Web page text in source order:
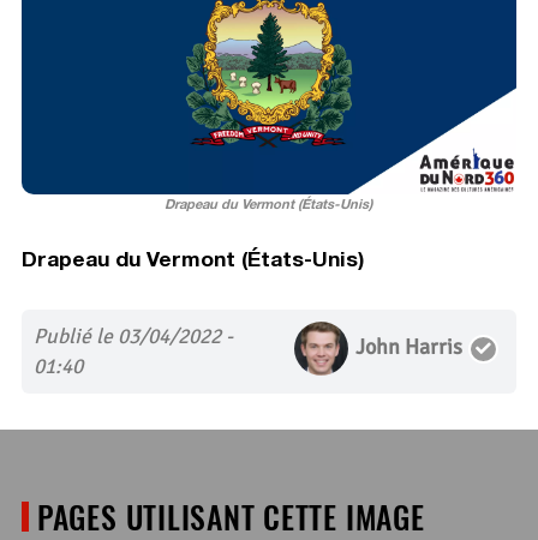
Drapeau du Vermont (États-Unis)
Drapeau du Vermont (États-Unis)
Publié le 03/04/2022 -
01:40
John Harris
PAGES UTILISANT CETTE IMAGE